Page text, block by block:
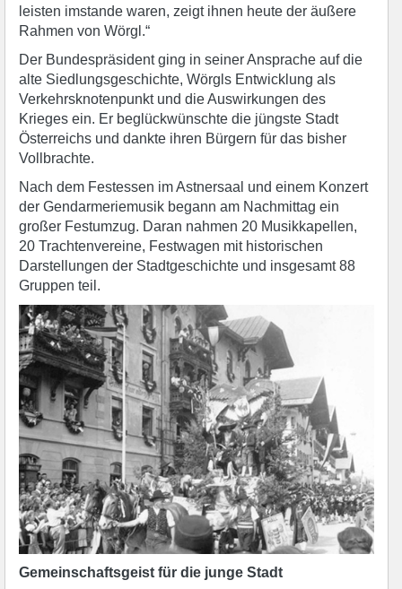
leisten imstande waren, zeigt ihnen heute der äußere
Rahmen von Wörgl.“
Der Bundespräsident ging in seiner Ansprache auf die
alte Siedlungsgeschichte, Wörgls Entwicklung als
Verkehrsknotenpunkt und die Auswirkungen des
Krieges ein. Er beglückwünschte die jüngste Stadt
Österreichs und dankte ihren Bürgern für das bisher
Vollbrachte.
Nach dem Festessen im Astnersaal und einem Konzert
der Gendarmeriemusik begann am Nachmittag ein
großer Festumzug. Daran nahmen 20 Musikkapellen,
20 Trachtenvereine, Festwagen mit historischen
Darstellungen der Stadtgeschichte und insgesamt 88
Gruppen teil.
Gemeinschaftsgeist für die junge Stadt